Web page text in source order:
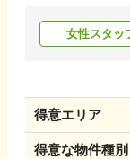
女性スタッ
得意エリア
得意な物件種別